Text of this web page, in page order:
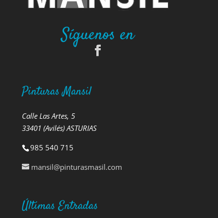
Síguenos en
Pinturas Mansil
Calle Las Artes, 5
33401 (Avilés) ASTURIAS
985 540 715
mansil@pinturasmasil.com
Últimas Entradas